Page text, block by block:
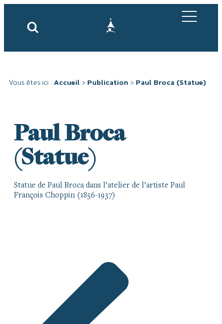
Vous êtes ici : Accueil > Publication > Paul Broca (Statue)
Paul Broca
(Statue)
Statue de Paul Broca dans l’atelier de l’artiste Paul
François Choppin (1856-1937)